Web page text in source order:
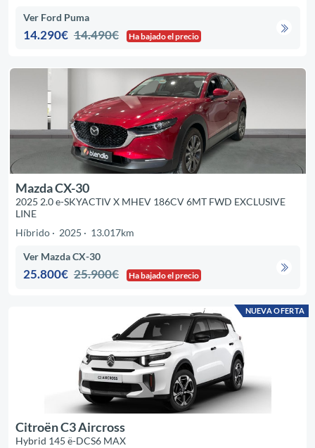
Ver Ford Puma
14.290€ 14.490€ Ha bajado el precio
Mazda CX-30
2025 2.0 e-SKYACTIV X MHEV 186CV 6MT FWD EXCLUSIVE
LINE
Híbrido
2025 13.017km
Ver Mazda CX-30
25.800€ 25.900€ Ha bajado el precio
NUEVA OFERTA
Citroën C3 Aircross
Hybrid 145 ë-DCS6 MAX